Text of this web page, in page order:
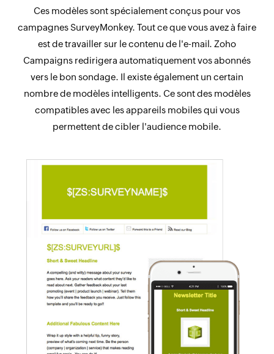
Ces modèles sont spécialement conçus pour vos
campagnes SurveyMonkey. Tout ce que vous avez à faire
est de travailler sur le contenu de l'e-mail. Zoho
Campaigns redirigera automatiquement vos abonnés
vers le bon sondage. Il existe également un certain
nombre de modèles intelligents. Ce sont des modèles
compatibles avec les appareils mobiles qui vous
permettent de cibler l'audience mobile.